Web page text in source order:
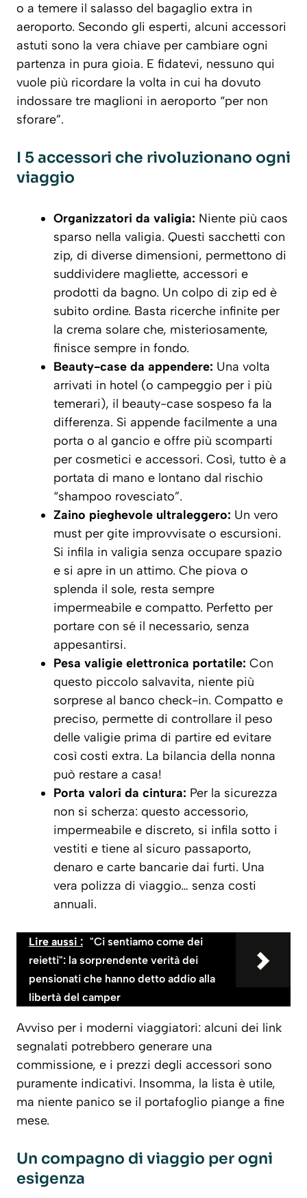
o a temere il salasso del bagaglio extra in
aeroporto. Secondo gli esperti, alcuni accessori
astuti sono la vera chiave per cambiare ogni
partenza in pura gioia. E fidatevi, nessuno qui
vuole più ricordare la volta in cui ha dovuto
indossare tre maglioni in aeroporto “per non
sforare”.
I 5 accessori che rivoluzionano ogni
viaggio
Organizzatori da valigia: Niente più caos
sparso nella valigia. Questi sacchetti con
zip, di diverse dimensioni, permettono di
suddividere magliette, accessori e
prodotti da bagno. Un colpo di zip ed è
subito ordine. Basta ricerche infinite per
la crema solare che, misteriosamente,
finisce sempre in fondo.
Beauty-case da appendere: Una volta
arrivati in hotel (o campeggio per i più
temerari), il beauty-case sospeso fa la
differenza. Si appende facilmente a una
porta o al gancio e offre più scomparti
per cosmetici e accessori. Così, tutto è a
portata di mano e lontano dal rischio
“shampoo rovesciato”.
Zaino pieghevole ultraleggero: Un vero
must per gite improvvisate o escursioni.
Si infila in valigia senza occupare spazio
e si apre in un attimo. Che piova o
splenda il sole, resta sempre
impermeabile e compatto. Perfetto per
portare con sé il necessario, senza
appesantirsi.
Pesa valigie elettronica portatile: Con
questo piccolo salvavita, niente più
sorprese al banco check-in. Compatto e
preciso, permette di controllare il peso
delle valigie prima di partire ed evitare
così costi extra. La bilancia della nonna
può restare a casa!
Porta valori da cintura: Per la sicurezza
non si scherza: questo accessorio,
impermeabile e discreto, si infila sotto i
vestiti e tiene al sicuro passaporto,
denaro e carte bancarie dai furti. Una
vera polizza di viaggio… senza costi
annuali.
Lire aussi : "Ci sentiamo come dei
reietti": la sorprendente verità dei
pensionati che hanno detto addio alla
libertà del camper
Avviso per i moderni viaggiatori: alcuni dei link
segnalati potrebbero generare una
commissione, e i prezzi degli accessori sono
puramente indicativi. Insomma, la lista è utile,
ma niente panico se il portafoglio piange a fine
mese.
Un compagno di viaggio per ogni
esigenza